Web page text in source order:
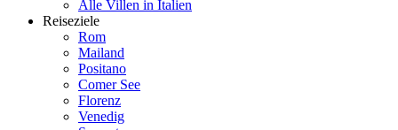
Alle Villen in Italien
Reiseziele
Rom
Mailand
Positano
Comer See
Florenz
Venedig